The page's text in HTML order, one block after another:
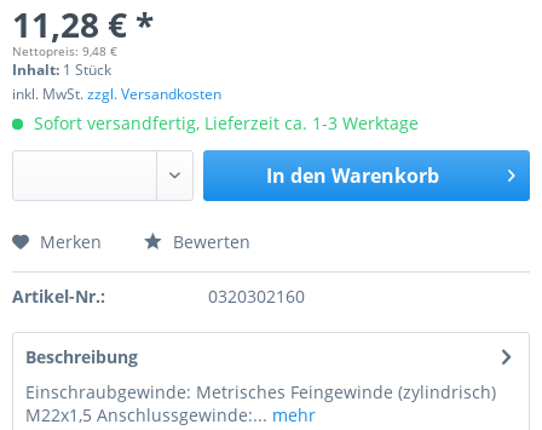
11,28 € *
Nettopreis: 9,48 €
Inhalt: 1 Stück
inkl. MwSt.zzgl. Versandkosten
Sofort versandfertig, Lieferzeit ca. 1-3 Werktage
In den Warenkorb
Preis anfragen
Merken Bewerten
Artikel-Nr.: 0320302160
Beschreibung
Einschraubgewinde: Metrisches Feingewinde (zylindrisch)
M22x1,5 Anschlussgewinde:... mehr